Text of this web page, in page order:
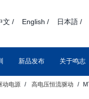
文 / English / 日本語 /
新品发布 关于鸣志
动电源 高电压恒流驱动